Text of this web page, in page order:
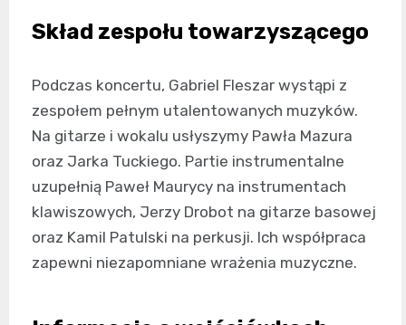
Skład zespołu towarzyszącego
Podczas koncertu, Gabriel Fleszar wystąpi z
zespołem pełnym utalentowanych muzyków.
Na gitarze i wokalu usłyszymy Pawła Mazura
oraz Jarka Tuckiego. Partie instrumentalne
uzupełnią Paweł Maurycy na instrumentach
klawiszowych, Jerzy Drobot na gitarze basowej
oraz Kamil Patulski na perkusji. Ich współpraca
zapewni niezapomniane wrażenia muzyczne.